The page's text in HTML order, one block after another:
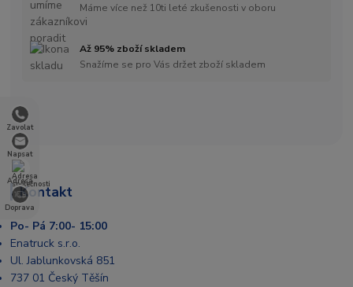
Zavolat
Napsat
Adresa
Doprava
Máme více než 10ti leté zkušenosti v oboru
Až 95% zboží skladem
Snažíme se pro Vás držet zboží skladem
Kontakt
Po- Pá 7:00- 15:00
Enatruck s.r.o.
Ul. Jablunkovská 851
737 01 Český Těšín